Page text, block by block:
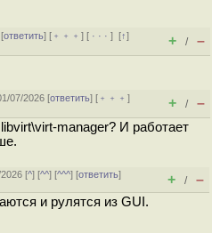
ответить] [ ﹢﹢﹢] [ · · ·][↑]
+ / –
07/2026 [ответить] [ ﹢﹢﹢]
+ / –
manager? И работает
[^] [^^] [^^^] [ответить]
+ / –
и рулятся из GUI.